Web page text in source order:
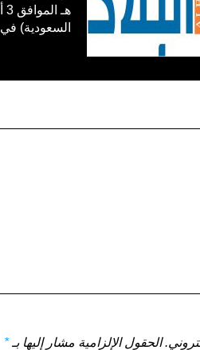
السعودية) في 1365/4/1 هـ 1946/3/4 م
الحقول الإلزامية مشار إليها بـ*